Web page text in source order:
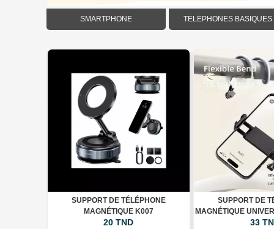
SMARTPHONE TÉLÉPHONES BASIQUES
SUPPORT DE TÉLÉPHONE
MAGNÉTIQUE K007
20 TND
SUPPORT DE
MAGNÉTIQUE
DE COU
33